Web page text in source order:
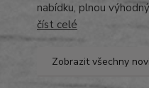
nabídku, plnou
číst celé
Zobrazit všechny